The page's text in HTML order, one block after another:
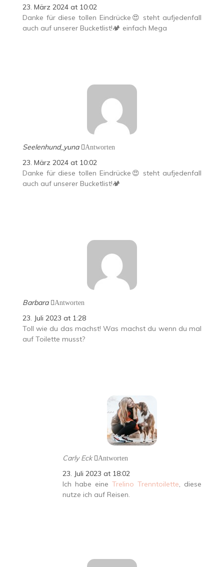
23. März 2024 at 10:02
Danke für diese tollen Eindrücke😍 steht aufjedenfall
auch auf unserer Bucketlist!🏕️ einfach Mega
Seelenhund_yuna Antworten
23. März 2024 at 10:02
Danke für diese tollen Eindrücke😍 steht aufjedenfall
auch auf unserer Bucketlist!🏕️
Barbara Antworten
23. Juli 2023 at 1:28
Toll wie du das machst! Was machst du wenn du mal
auf Toilette musst?
Carly Eck Antworten
23. Juli 2023 at 18:02
Ich habe eineTrelino Trenntoilette, diese
nutze ich auf Reisen.